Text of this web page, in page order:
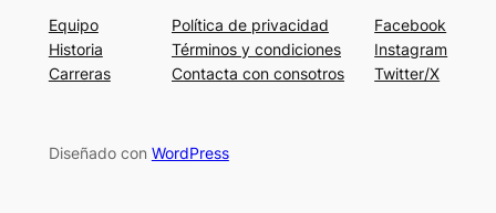
Equipo
Historia
Carreras
Política de privacidad
Términos y condiciones
Contacta con consotros
Facebook
Instagram
Twitter/X
Diseñado con WordPress